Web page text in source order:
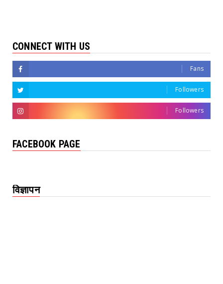
CONNECT WITH US
Fans
Followers
Followers
FACEBOOK PAGE
विज्ञापन